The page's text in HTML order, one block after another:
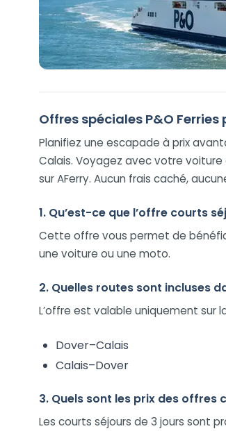
Offres spéciales P&O Ferries
Planifiez une escapade à prix
Calais. Voyagez avec votre
sur AFerry. Aucun frais caché,
1. Qu’est-ce que l’offre courts
Cette offre vous permet de
une voiture ou une moto.
2. Quelles routes sont incluses
L’offre est valable uniquement sur
Dover–Calais
Calais–Dover
3. Quels sont les prix des offres
Les courts séjours de 3 jours sont